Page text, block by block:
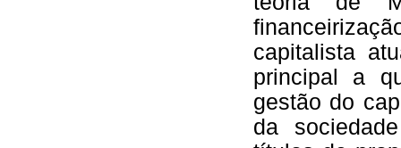
capitalista
principal a
gestão do
da